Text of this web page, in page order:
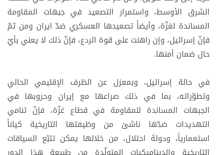
الشرق الأوسط، واستمرار التصعيد في جبهات المقاومة
المساندة لغزّة، وأيضاً تصعيدها العسكري ضدّ ايران ومن ثمّ
فإنّ إسرائيل، وإن راهنت على قوة الردع، فإنّ ذلك لا يعني بأيّ
حال ضمان أمنها.
في حالة إسرائيل، وبمعزل عن الظرف الإقليمي الحالي
وتطوّراته، بما في ذلك صراعها مع إيران وحروبها في
الجبهات المساندة للمقاومة في قطاع غزّة، فإنّ تنامي
التهديدات ضدّها ناشئ من وظيفتها التاريخية كياناً
استعمارياً، ودولةَ احتلال، من خلالها يمكن تتبّع السياقات